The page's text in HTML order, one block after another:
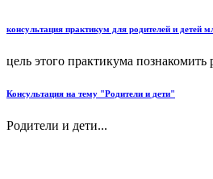
консультация практикум для родителей и
цель этого практикума
Консультация на тему "Родители и дети"
Родители и дети...